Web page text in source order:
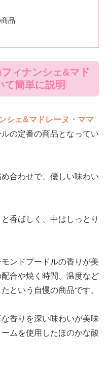
品
ィナンシェ&マド
て簡単に説明
シェ&マドレーヌ・ママ
の定番の商品となってい
合わせで、優しい味わい
香ばしく、中はしっとり
ンドプードルの香りが美
合や焼く時間、温度など
という自慢の商品です。
香りを深い味わいが美味
ムを使用したほのかな酸